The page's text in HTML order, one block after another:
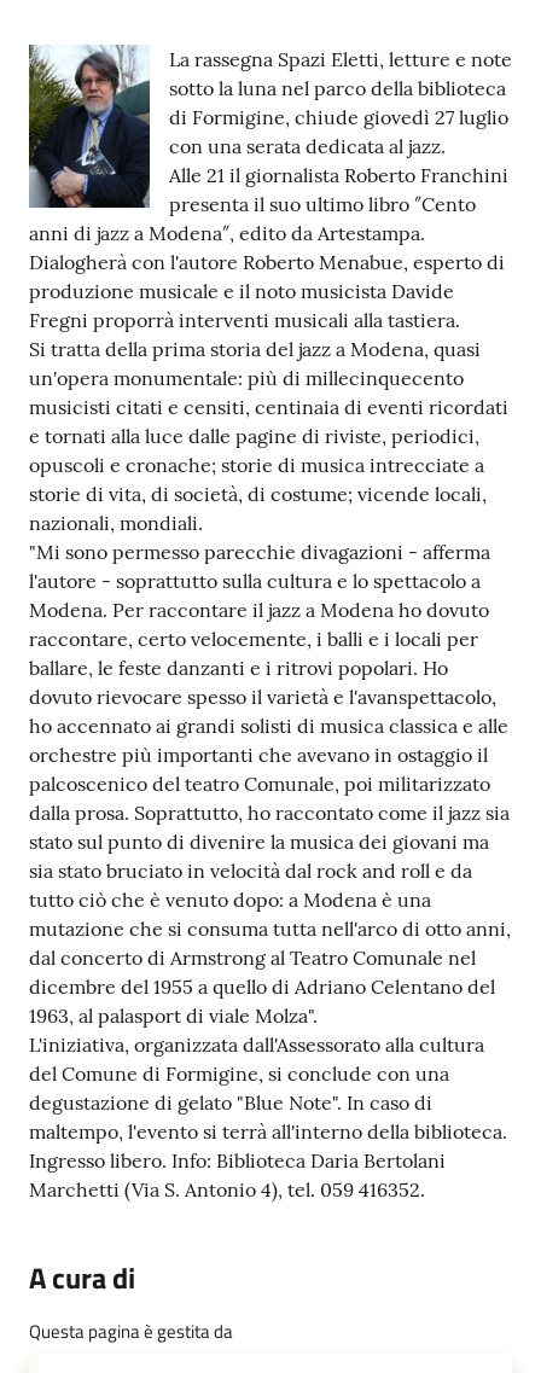
r
t
a
M
e
t
e
o
Tutti
gli
argomenti...
Seguici
su
Contenuto
La rassegna Spazi Eletti, letture e note
sotto la luna nel parco della biblioteca
di Formigine, chiude giovedì 27 luglio
con una serata dedicata al jazz.
Alle 21 il giornalista Roberto Franchini
presenta il suo ultimo libro ″Cento
anni di jazz a Modena″, edito da Artestampa.
Dialogherà con l'autore Roberto Menabue, esperto di
produzione musicale e il noto musicista Davide
Fregni proporrà interventi musicali alla tastiera.
Si tratta della prima storia del jazz a Modena, quasi
un'opera monumentale: più di millecinquecento
musicisti citati e censiti, centinaia di eventi ricordati
e tornati alla luce dalle pagine di riviste, periodici,
opuscoli e cronache; storie di musica intrecciate a
storie di vita, di società, di costume; vicende locali,
nazionali, mondiali.
"Mi sono permesso parecchie divagazioni - afferma
l'autore - soprattutto sulla cultura e lo spettacolo a
Modena. Per raccontare il jazz a Modena ho dovuto
raccontare, certo velocemente, i balli e i locali per
ballare, le feste danzanti e i ritrovi popolari. Ho
dovuto rievocare spesso il varietà e l'avanspettacolo,
ho accennato ai grandi solisti di musica classica e alle
orchestre più importanti che avevano in ostaggio il
palcoscenico del teatro Comunale, poi militarizzato
dalla prosa. Soprattutto, ho raccontato come il jazz sia
stato sul punto di divenire la musica dei giovani ma
sia stato bruciato in velocità dal rock and roll e da
tutto ciò che è venuto dopo: a Modena è una
mutazione che si consuma tutta nell'arco di otto anni,
dal concerto di Armstrong al Teatro Comunale nel
dicembre del 1955 a quello di Adriano Celentano del
1963, al palasport di viale Molza".
L'iniziativa, organizzata dall'Assessorato alla cultura
del Comune di Formigine, si conclude con una
degustazione di gelato "Blue Note". In caso di
maltempo, l'evento si terrà all'interno della biblioteca.
Ingresso libero. Info: Biblioteca Daria Bertolani
Marchetti (Via S. Antonio 4), tel. 059 416352.
A cura di
Questa pagina è gestita da